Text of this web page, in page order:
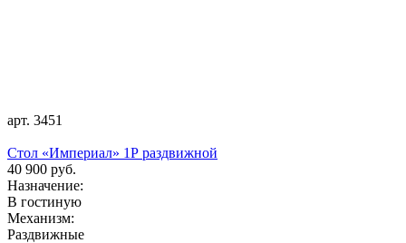
арт. 3451
Стол «Империал» 1Р раздвижной
40 900 руб.
Назначение:
В гостиную
Механизм:
Раздвижные